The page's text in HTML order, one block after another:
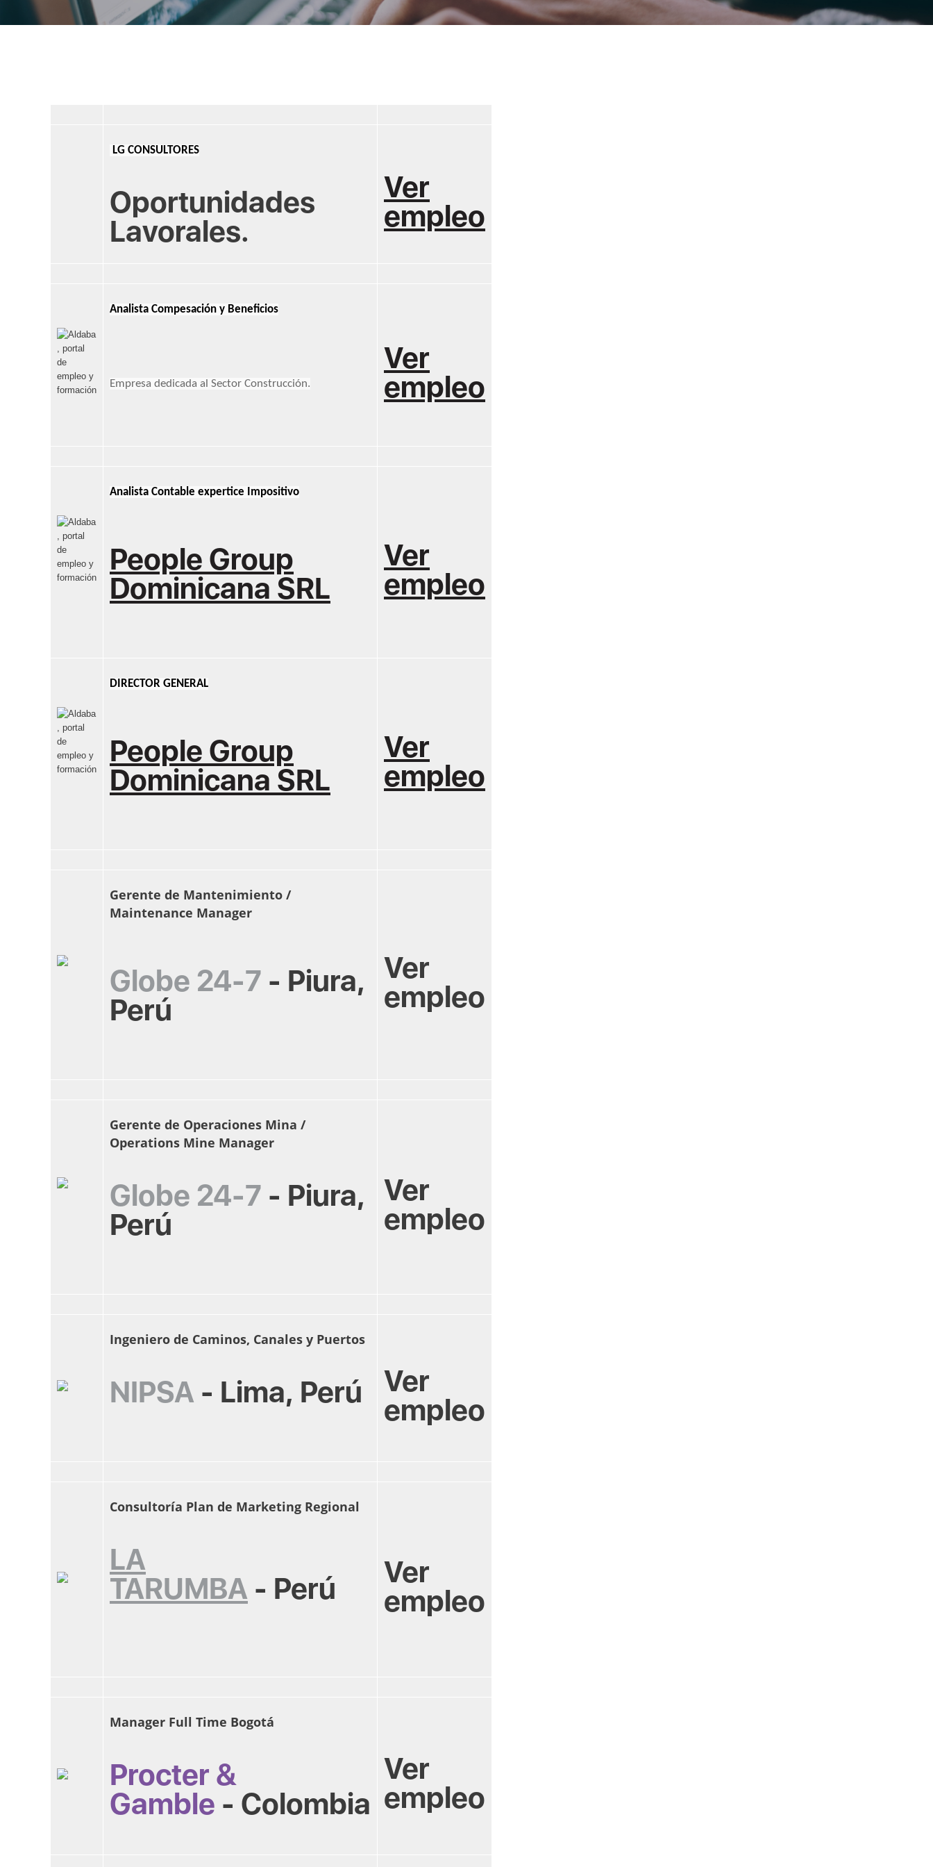
LG CONSULTORES
Oportunidades
Lavorales.
Ver
empleo
Analista Compesación y Beneficios
Empresa dedicada al Sector Construcción.
Ver
empleo
Analista Contable expertice Impositivo
People Group
Dominicana SRL
Ver
empleo
DIRECTOR GENERAL
People Group
Dominicana SRL
Ver
empleo
Gerente de Mantenimiento /
Maintenance Manager
Globe 24-7 - Piura,
Perú
Ver
empleo
Gerente de Operaciones Mina /
Operations Mine Manager
Globe 24-7 - Piura,
Perú
Ver
empleo
Ingeniero de Caminos, Canales y Puertos
NIPSA - Lima, Perú
Ver
empleo
Consultoría Plan de Marketing Regional
LA
TARUMBA - Perú
Ver
empleo
Manager Full Time Bogotá
Procter &
Gamble - Colombia
Ver
empleo